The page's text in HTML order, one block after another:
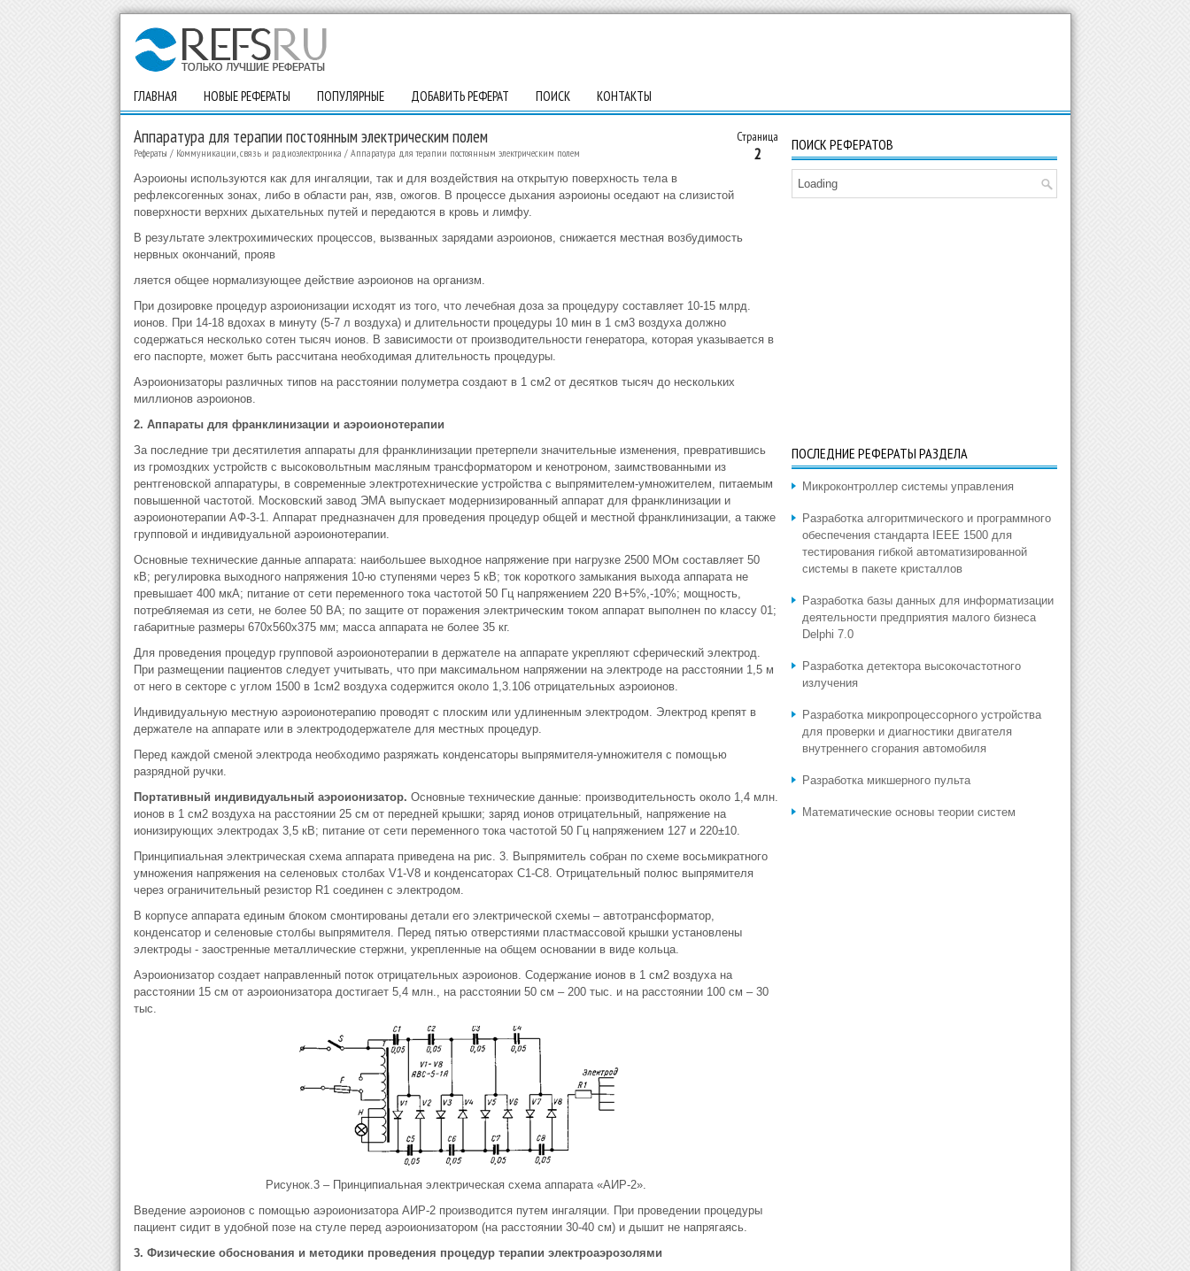
ГЛАВНАЯ НОВЫЕ РЕФЕРАТЫ ПОПУЛЯРНЫЕ ДОБАВИТЬ РЕФЕРАТ ПОИСК КОНТАКТЫ
Страница
2
Аппаратура для терапии постоянным электрическим полем
Рефераты / Коммуникации, связь и радиоэлектроника / Аппаратура для терапии постоянным электрическим полем
Аэроионы используются как для ингаляции, так и для воздействия на открытую поверхность тела в
рефлексогенных зонах, либо в области ран, язв, ожогов. В процессе дыхания аэроионы оседают на слизистой
поверхности верхних дыхательных путей и передаются в кровь и лимфу.
В результате электрохимических процессов, вызванных зарядами аэроионов, снижается местная возбудимость
нервных окончаний, прояв
ляется общее нормализующее действие аэроионов на организм.
При дозировке процедур азроионизации исходят из того, что лечебная доза за процедуру составляет 10-15 млрд.
ионов. При 14-18 вдохах в минуту (5-7 л воздуха) и длительности процедуры 10 мин в 1 см3 воздуха должно
содержаться несколько сотен тысяч ионов. В зависимости от производительности генератора, которая указывается в
его паспорте, может быть рассчитана необходимая длительность процедуры.
Аэроионизаторы различных типов на расстоянии полуметра создают в 1 см2 от десятков тысяч до нескольких
миллионов аэроионов.
2. Аппараты для франклинизации и аэроионотерапии
За последние три десятилетия аппараты для франклинизации претерпели значительные изменения, превратившись
из громоздких устройств с высоковольтным масляным трансформатором и кенотроном, заимствованными из
рентгеновской аппаратуры, в современные электротехнические устройства с выпрямителем-умножителем, питаемым
повышенной частотой. Московский завод ЭМА выпускает модернизированный аппарат для франклинизации и
аэроионотерапии АФ-3-1. Аппарат предназначен для проведения процедур общей и местной франклинизации, а также
групповой и индивидуальной аэроионотерапии.
Основные технические данные аппарата: наибольшее выходное напряжение при нагрузке 2500 МОм составляет 50
кВ; регулировка выходного напряжения 10-ю ступенями через 5 кВ; ток короткого замыкания выхода аппарата не
превышает 400 мкА; питание от сети переменного тока частотой 50 Гц напряжением 220 В+5%,-10%; мощность,
потребляемая из сети, не более 50 ВА; по защите от поражения электрическим током аппарат выполнен по классу 01;
габаритные размеры 670х560х375 мм; масса аппарата не более 35 кг.
Для проведения процедур групповой аэроионотерапии в держателе на аппарате укрепляют сферический электрод.
При размещении пациентов следует учитывать, что при максимальном напряжении на электроде на расстоянии 1,5 м
от него в секторе с углом 1500 в 1см2 воздуха содержится около 1,3.106 отрицательных аэроионов.
Индивидуальную местную аэроионотерапию проводят с плоским или удлиненным электродом. Электрод крепят в
держателе на аппарате или в электрододержателе для местных процедур.
Перед каждой сменой электрода необходимо разряжать конденсаторы выпрямителя-умножителя с помощью
разрядной ручки.
Портативный индивидуальный аэроионизатор. Основные технические данные: производительность около 1,4 млн.
ионов в 1 см2 воздуха на расстоянии 25 см от передней крышки; заряд ионов отрицательный, напряжение на
ионизирующих электродах 3,5 кВ; питание от сети переменного тока частотой 50 Гц напряжением 127 и 220±10.
Принципиальная электрическая схема аппарата приведена на рис. 3. Выпрямитель собран по схеме восьмикратного
умножения напряжения на селеновых столбах V1-V8 и конденсаторах С1-С8. Отрицательный полюс выпрямителя
через ограничительный резистор R1 соединен с электродом.
В корпусе аппарата единым блоком смонтированы детали его электрической cхемы – автотрансформатор,
конденсатор и селеновые столбы выпрямителя. Перед пятью отверстиями пластмассовой крышки установлены
электроды - заостренные металлические стержни, укрепленные на общем основании в виде кольца.
Аэроионизатор создает направленный поток отрицательных аэроионов. Содержание ионов в 1 cм2 воздуха на
расстоянии 15 cм от аэроионизатора достигает 5,4 млн., на расстоянии 50 cм – 200 тыс. и на расстоянии 100 cм – 30
тыс.
Рисунок.3 – Принципиальная электрическая схема аппарата «АИР-2».
Введение аэроионов с помощью аэроионизатора АИР-2 производится путем ингаляции. При проведении процедуры
пациент сидит в удобной позе на стуле перед аэроионизатором (на расстоянии 30-40 cм) и дышит не напрягаясь.
3. Физические обоснования и методики проведения процедур терапии электроаэрозолями
ПОИСК РЕФЕРАТОВ
Loading
ПОСЛЕДНИЕ РЕФЕРАТЫ РАЗДЕЛА
Микроконтроллер системы управления
Разработка алгоритмического и программного
обеспечения стандарта IEEE 1500 для
тестирования гибкой автоматизированной
системы в пакете кристаллов
Разработка базы данных для информатизации
деятельности предприятия малого бизнеса
Delphi 7.0
Разработка детектора высокочастотного
излучения
Разработка микропроцессорного устройства
для проверки и диагностики двигателя
внутреннего сгорания автомобиля
Разработка микшерного пульта
Математические основы теории систем